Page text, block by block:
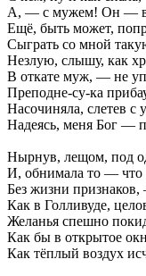
А, — с мужем! Он — в
Ещё, быть может,
Сыграть со мной
Незлую, слышу, как
В откате муж, — не
Преподне-су-ка
Насочиняла, слетев с
Надеясь, меня Бог —
Нырнув, лещом, под
И, обнимала то — что
Без жизни
Как в Голливуде,
Желанья спешно
Как бы в открытое
Как тёплый воздух